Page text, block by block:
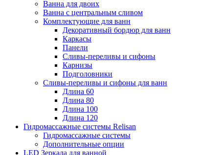
Ванна для двоих
Ванна с центральным сливом
Комплектующие для ванн
Декоративный бордюр для ванн
Каркасы
Панели
Сливы-переливы и сифоны
Карнизы
Подголовники
Сливы-переливы и сифоны для ванн
Длина 60
Длина 80
Длина 100
Длина 120
Гидромассажные системы Relisan
Гидромассажные системы
Дополнительные опции
LED Зеркала для ванной